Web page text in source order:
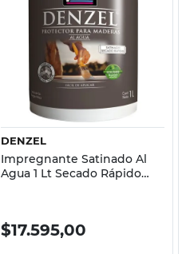
Vista rápida
DENZEL
Impregnante Satinado Al
Agua 1 Lt Secado Rápido
$17.595,00